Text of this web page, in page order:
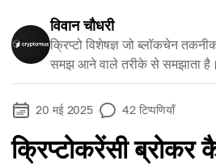
विवान चौधरी
क्रिप्टो विशेषज्ञ जो ब्लॉकचेन
समझ आने वाले तरीके से समझाता है।
20 मई 2025 42 टिप्पणियाँ
क्रिप्टोकरेंसी ब्रोकर